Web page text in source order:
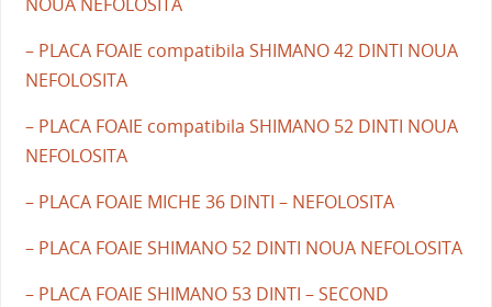
– PLACA FOAIE compatibila SHIMANO 42 DINTI NOUA
NEFOLOSITA
– PLACA FOAIE compatibila SHIMANO 52 DINTI NOUA
NEFOLOSITA
– PLACA FOAIE MICHE 36 DINTI – NEFOLOSITA
– PLACA FOAIE SHIMANO 52 DINTI NOUA NEFOLOSITA
– PLACA FOAIE SHIMANO 53 DINTI – SECOND